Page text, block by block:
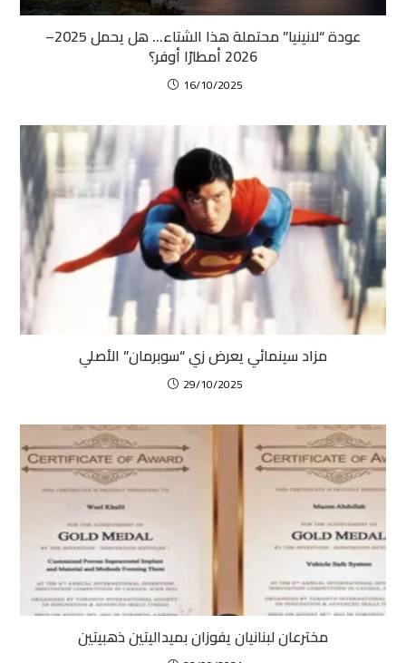
عودة “لانينيا” محتملة هذا الشتاء… هل يحمل 2025–
2026 أمطارًا أوفر؟
16/10/2025
مزاد سينمائي يعرض زي “سوبرمان” الأصلي
29/10/2025
مخترعان لبنانيان يفوزان بميداليتين ذهبيتين